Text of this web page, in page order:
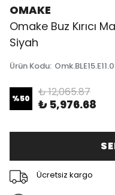
OMAKE
Omake Buz Kırıcı
Siyah
Ürün Kodu:
%50 ₺ 12,065.87
₺ 5,976.68
Ücretsiz kargo